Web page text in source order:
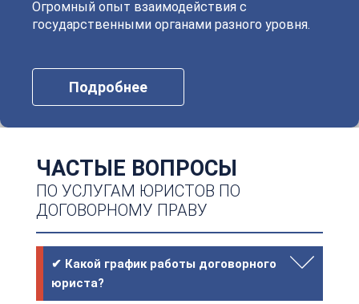
Огромный опыт взаимодействия с
государственными органами разного уровня.
Подробнее
ЧАСТЫЕ ВОПРОСЫ
ПО УСЛУГАМ ЮРИСТОВ ПО
ДОГОВОРНОМУ ПРАВУ
✔ Какой график работы договорного
юриста?